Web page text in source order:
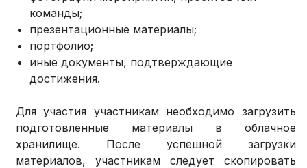
команды;
презентационные материалы;
портфолио;
иные документы, подтверждающие
достижения.
Для участия участникам необходимо загрузить
подготовленные материалы в облачное
хранилище. После успешной загрузки
материалов, участникам следует скопировать